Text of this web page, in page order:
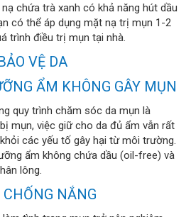
chứa trà xanh có khả năng hút dầu
có thể áp dụng mặt nạ trị mụn 1-2
trình điều trị mụn tại nhà.
VỆ DA
ẨM KHÔNG GÂY MỤN
quy trình chăm sóc da mụn là
mụn, việc giữ cho da đủ ẩm vẫn rất
các yếu tố gây hại từ môi trường.
ẩm không chứa dầu (oil-free) và
lông.
NẮNG